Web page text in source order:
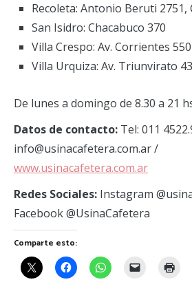
Recoleta: Antonio Beruti 2751,
San Isidro: Chacabuco 370
Villa Crespo: Av. Corrientes
Villa Urquiza: Av. Triunvirato
De lunes a domingo de 8.30 a 21
Datos de contacto: Tel: 011
info@usinacafetera.com.ar /
www.usinacafetera.com.ar
Redes Sociales: Instagram
Facebook @UsinaCafetera
Comparte esto: